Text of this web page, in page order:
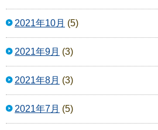
2021年10月 (5)
2021年9月 (3)
2021年8月 (3)
2021年7月 (5)